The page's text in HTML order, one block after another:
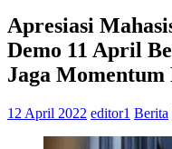
Apresiasi
Demo 11 April
Jaga Momentum
12 April 2022 editor1 Berita